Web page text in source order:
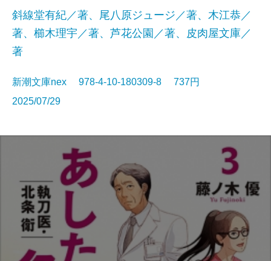
斜線堂有紀／著、尾八原ジュージ／著、木江恭／
著、櫛木理宇／著、芦花公園／著、皮肉屋文庫／
著
新潮文庫nex 978-4-10-180309-8 737円
2025/07/29